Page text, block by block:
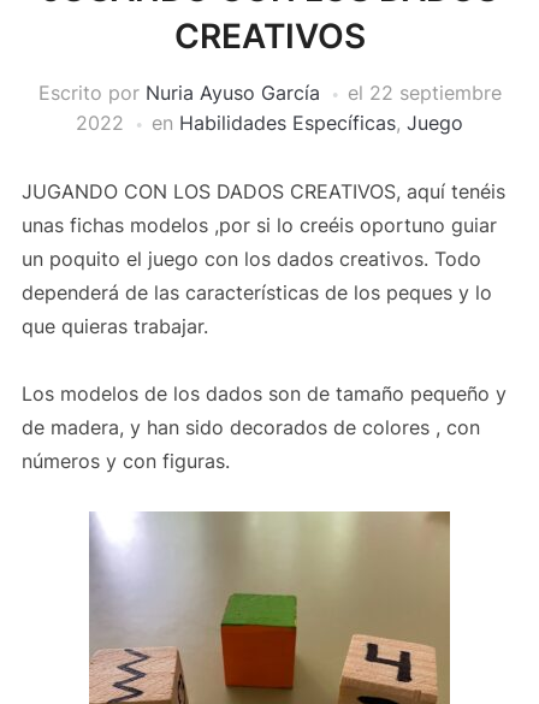
CREATIVOS
Escrito por Nuria Ayuso García el 22 septiembre
2022
en Habilidades Específicas, Juego
JUGANDO CON LOS DADOS CREATIVOS, aquí tenéis
unas fichas modelos ,por si lo creéis oportuno guiar
un poquito el juego con los dados creativos. Todo
dependerá de las características de los peques y lo
que quieras trabajar.
Los modelos de los dados son de tamaño pequeño y
de madera, y han sido decorados de colores , con
números y con figuras.